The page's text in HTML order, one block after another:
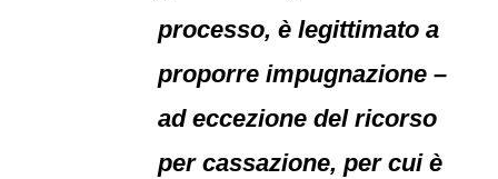
processo, è legittimato a
proporre impugnazione –
ad eccezione del ricorso
per cassazione, per cui è